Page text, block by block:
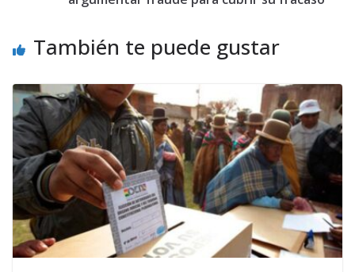
También te puede gustar